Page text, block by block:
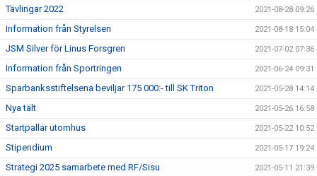
Tävlingar 2022 2021-08-28 09:26
Information från Styrelsen 2021-08-18 15:04
JSM Silver för Linus Forsgren 2021-07-02 07:36
Information från Sportringen 2021-06-24 09:31
Sparbanksstiftelsena beviljar 175 000:- till SK Triton 2021-05-28 14:14
Nya tält 2021-05-26 16:58
Startpallar utomhus 2021-05-22 10:52
Stipendium 2021-05-17 19:24
Strategi 2025 samarbete med RF/Sisu 2021-05-11 21:39